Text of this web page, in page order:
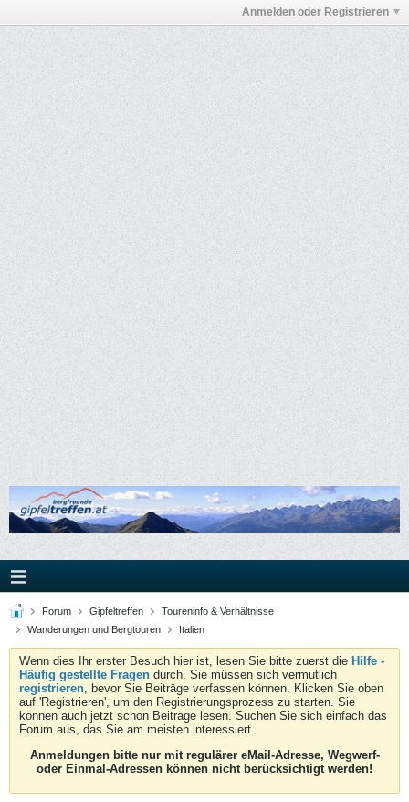
Anmelden oder Registrieren
Forum Gipfeltreffen
Toureninfo & Verhältnisse
Wanderungen und Bergtouren
Italien
Wenn dies Ihr erster Besuch hier ist, lesen Sie bitte zuerst die Hilfe -
Häufig gestellte Fragen durch. Sie müssen sich vermutlich
registrieren, bevor Sie Beiträge verfassen können. Klicken Sie oben
auf 'Registrieren', um den Registrierungsprozess zu starten. Sie
können auch jetzt schon Beiträge lesen. Suchen Sie sich einfach das
Forum aus, das Sie am meisten interessiert.
Anmeldungen bitte nur mit regulärer eMail-Adresse, Wegwerf-
oder Einmal-Adressen können nicht berücksichtigt werden!